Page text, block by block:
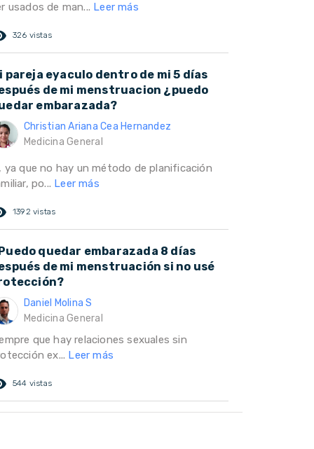
usados de man... Leer más
326 vistas
pareja eyaculo dentro de mi 5 días
de mi menstruacion ¿puedo
embarazada?
Christian Ariana Cea Hernandez
Medicina General
ya que no hay un método de planificación
po... Leer más
1392 vistas
quedar embarazada 8 días
de mi menstruación si no usé
Daniel Molina S
Medicina General
que hay relaciones sexuales sin
ex... Leer más
544 vistas